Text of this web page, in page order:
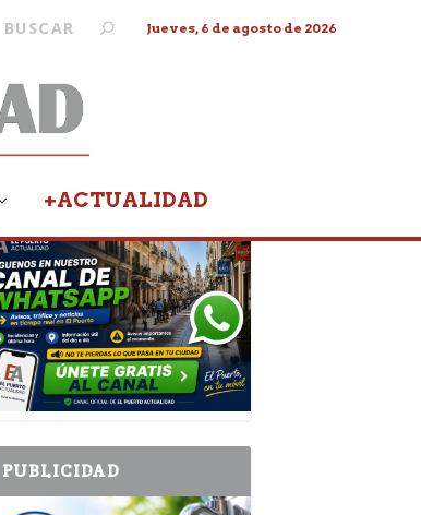
Jueves, 6 de agosto de 2026
+ACTUALIDAD
PUBLICIDAD
PUBLICIDAD